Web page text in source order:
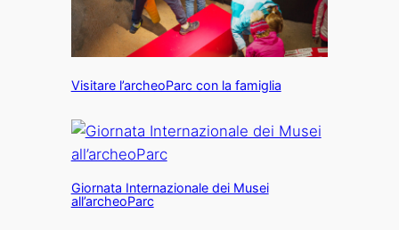
Visitare l’archeoParc con la famiglia
Giornata Internazionale dei Musei
all’archeoParc